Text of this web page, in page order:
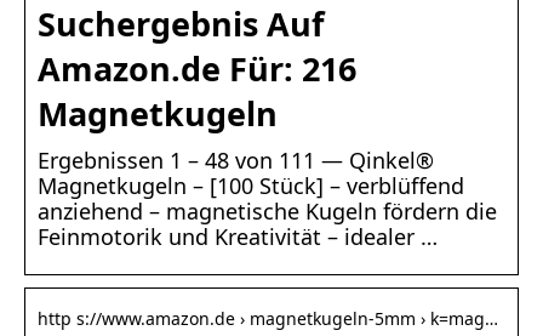
Suchergebnis Auf
Amazon.de Für: 216
Magnetkugeln
Ergebnissen 1 – 48 von 111 — Qinkel®
Magnetkugeln – [100 Stück] – verblüffend
anziehend – magnetische Kugeln fördern die
Feinmotorik und Kreativität – idealer …
http s://www.amazon.de › magnetkugeln-5mm › k=mag…